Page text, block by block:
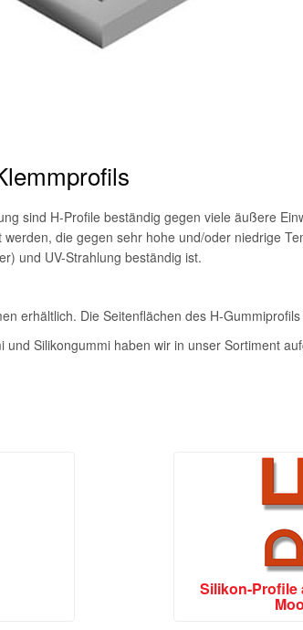
sind H-Profile beständig gegen viele äußere
die gegen sehr hohe und/oder niedrige
und UV-Strahlung beständig ist.
erhältlich. Die Seitenflächen des H-
Silikongummi haben wir in unser Sortiment
Silikon-Profile